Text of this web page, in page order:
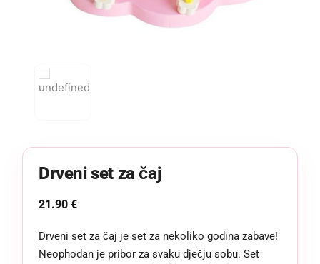
Drveni set za čaj
21.90 €
Drveni set za čaj je set za nekoliko godina zabave!
Neophodan je pribor za svaku dječju sobu. Set